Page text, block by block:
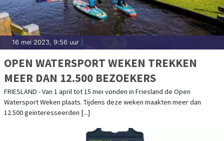
16 mei 2023, 9:56 uur
OPEN WATERSPORT WEKEN TREKKEN
MEER DAN 12.500 BEZOEKERS
FRIESLAND - Van 1 april tot 15 mei vonden in Friesland de Open
Watersport Weken plaats. Tijdens deze weken maakten meer dan
12.500 geïnteresseerden [...]